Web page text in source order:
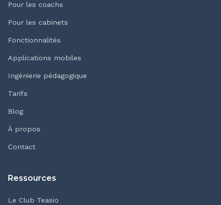
Pour les coachs
Pour les cabinets
Fonctionnalités
Applications mobiles
Ingénierie pédagogique
Tarifs
Blog
À propos
Contact
Ressources
Le Club Teasio